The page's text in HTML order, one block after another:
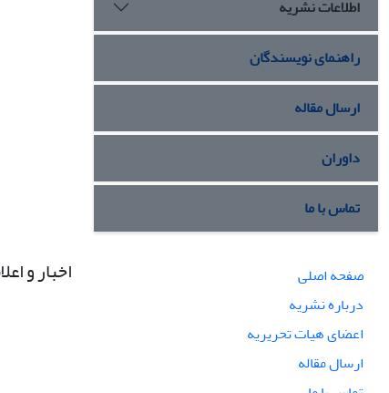
اطلاعات نشریه
راهنمای نویسندگان
ارسال مقاله
داوران
تماس با ما
صفحه اصلی
درباره نشریه
اعضای هیات تحریریه
ارسال مقاله
اخبار و